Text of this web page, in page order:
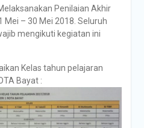
Penilaian Akhir
– 30 Mei 2018. Seluruh
mengikuti kegiatan ini
Kelas tahun pelajaran
Bayat :